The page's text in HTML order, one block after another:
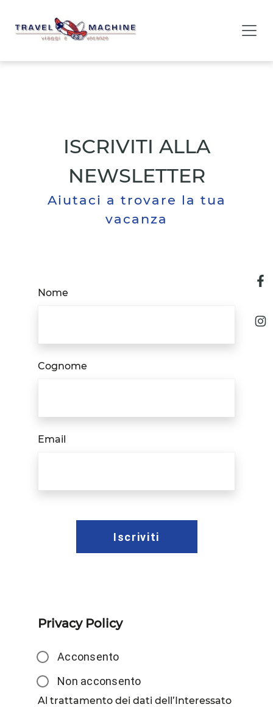
ISCRIVITI ALLA
NEWSLETTER
Aiutaci a trovare la tua
vacanza
Nome
Cognome
Email
Iscriviti
Privacy Policy
Acconsento
Non acconsento
Al trattamento dei dati dell’Interessato